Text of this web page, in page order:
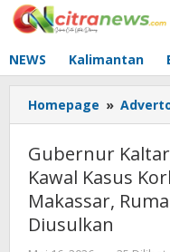
Lewati
ke
NEWS Kalimantan
Homepage »
Gubernur
Kawal Kasus
Makassar,
Diusulkan